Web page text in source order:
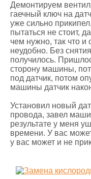
Демонтируем
гаечный ключ на
уже сильно
пытаться не стоит,
чем нужно, так что и
неудобно. Без
получилось.
сторону машины,
под датчик, потом
машины датчик
Установил новый
провода, завел
результате у меня
времени. У вас
у вас может и не